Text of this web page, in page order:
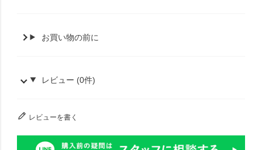
お買い物の前に
レビュー (0件)
レビューを書く